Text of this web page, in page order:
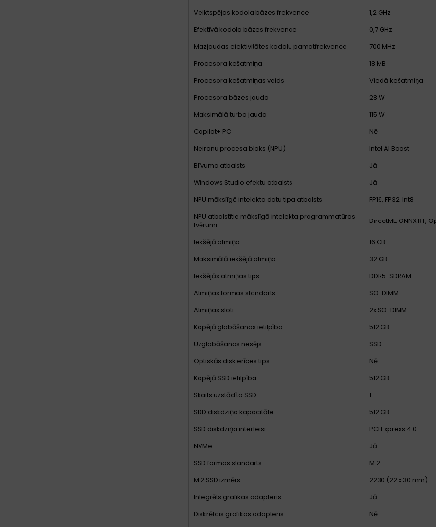
Veiktspējas kodola bāzes frekvence
1,2 GHz
Efektīvā kodola bāzes frekvence
0,7 GHz
Mazjaudas efektivitātes kodolu pamatfrekvence
700 MHz
Procesora kešatmiņa
18 MB
Procesora kešatmiņas veids
Viedā kešatmiņa
Procesora bāzes jauda
28 W
Maksimālā turbo jauda
115 W
Copilot+ PC
Nē
Neironu procesa bloks (NPU)
Intel AI Boost
Blīvuma atbalsts
Jā
Windows Studio efektu atbalsts
Jā
NPU mākslīgā intelekta datu tipa atbalsts
FP16, FP32, Int8
NPU atbalstītie mākslīgā intelekta programmatūras
tvērumi
DirectML, ONNX RT,
Iekšējā atmiņa
16 GB
Maksimālā iekšējā atmiņa
32 GB
Iekšējās atmiņas tips
DDR5-SDRAM
Atmiņas formas standarts
SO-DIMM
Atmiņas sloti
2x SO-DIMM
Kopējā glabāšanas ietilpība
512 GB
Uzglabāšanas nesējs
SSD
Optiskās diskierīces tips
Nē
Kopējā SSD ietilpība
512 GB
Skaits uzstādīto SSD
1
SDD diskdziņa kapacitāte
512 GB
SSD diskdziņa interfeisi
PCI Express 4.0
NVMe
Jā
SSD formas standarts
M.2
M.2 SSD izmērs
2230 (22 x 30 mm)
Integrēts grafikas adapteris
Jā
Diskrētais grafikas adapteris
Nē